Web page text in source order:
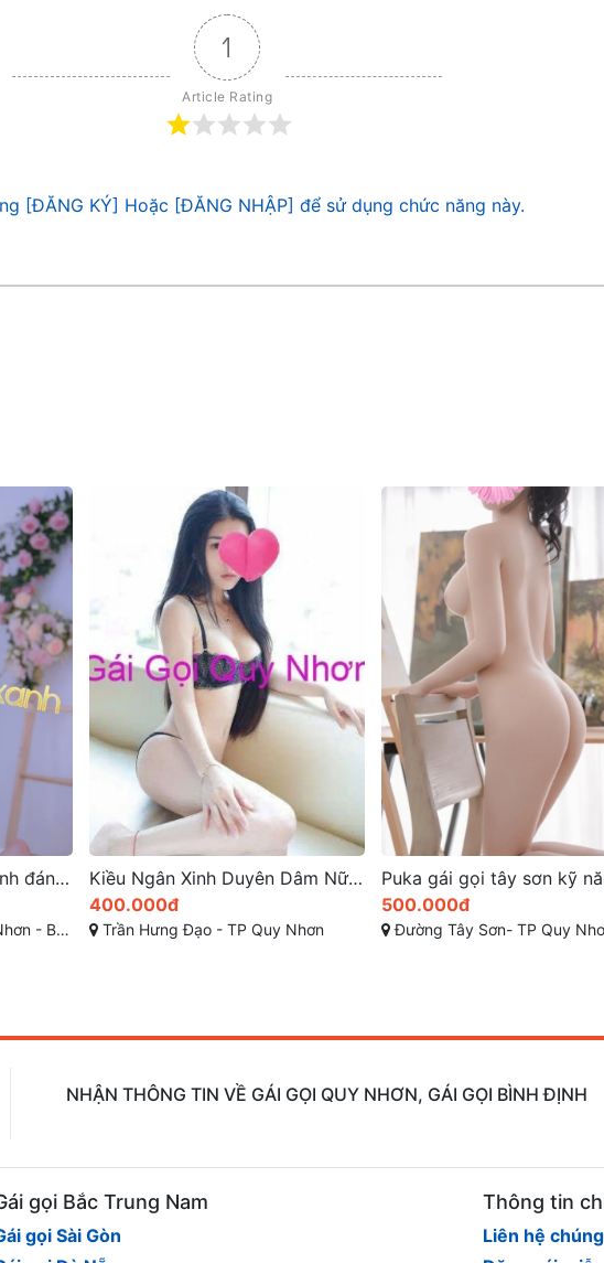
1
Article Rating
[ĐĂNG KÝ] Hoặc [ĐĂNG NHẬP] để sử dụng chức năng này.
Kiều Ngân Xinh Duyên Dâm Nữ Đa Tình
Puka gái gọi tây sơn kỹ năng làm tình tốt siêu đỉnh
500.000đ
Đường Tây Sơn- TP Quy Nhơn - Bình Định
200.000đ
Ngô Mây , TP. Qui Nhơn
NHẬN THÔNG TIN VỀ GÁI GỌI QUY NHƠN, GÁI GỌI BÌNH ĐỊNH
gọi Bắc Trung Nam
gọi Sài Gòn
Thông tin
Liên hệ